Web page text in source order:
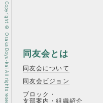
同友会とは
同友会について
同友会ビジョン
ブロック・
支部案内・組織紹介
Copyright © Osaka Doyu-kai All rights reserved.